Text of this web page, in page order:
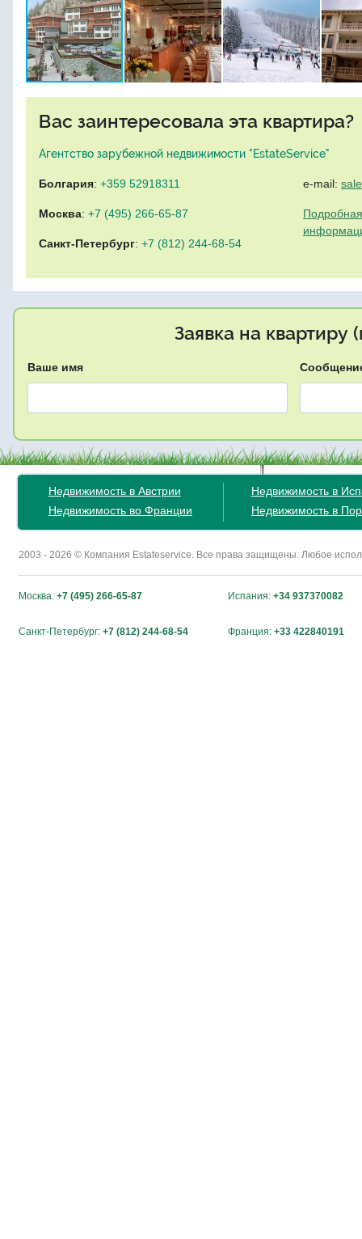
Вас заинтересовала эта квартира?
Агентство зарубежной недвижимости "EstateService"
Болгария: +359 52918311
Москва: +7 (495) 266-65-87
Санкт-Петербург: +7 (812) 244-68-54
e-mail:
Заявка на квартиру
Ваше имя
Недвижимость в Австрии
Недвижимость во Франции
Недвижимость в
Недвижимость в
2003 - 2026 © Компания Estateservice. Все права защищены. Любое
Москва: +7 (495) 266-65-87 Испания: +34 937370082
Санкт-Петербург: +7 (812) 244-68-54 Франция: +33 422840191